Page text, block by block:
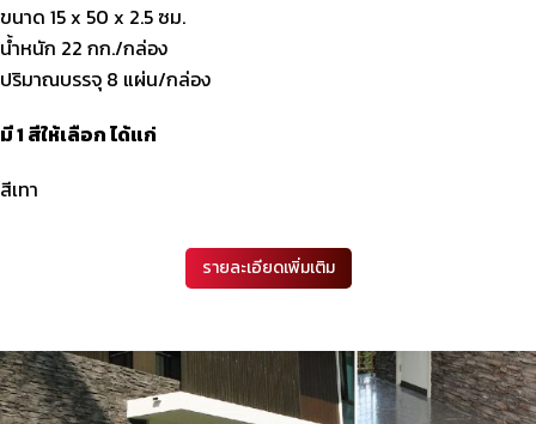
ขนาด 15 x 50 x 2.5 ซม.
น้ำหนัก 22 กก./กล่อง
ปริมาณบรรจุ 8 แผ่น/กล่อง
มี 1 สีให้เลือก ได้แก่
สีเทา
รายละเอียดเพิ่มเติม